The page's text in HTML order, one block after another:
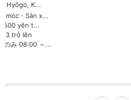
Hyōgo, K...
móc・Sản x...
yên t...
trở lên
のみ 08:00 ～...